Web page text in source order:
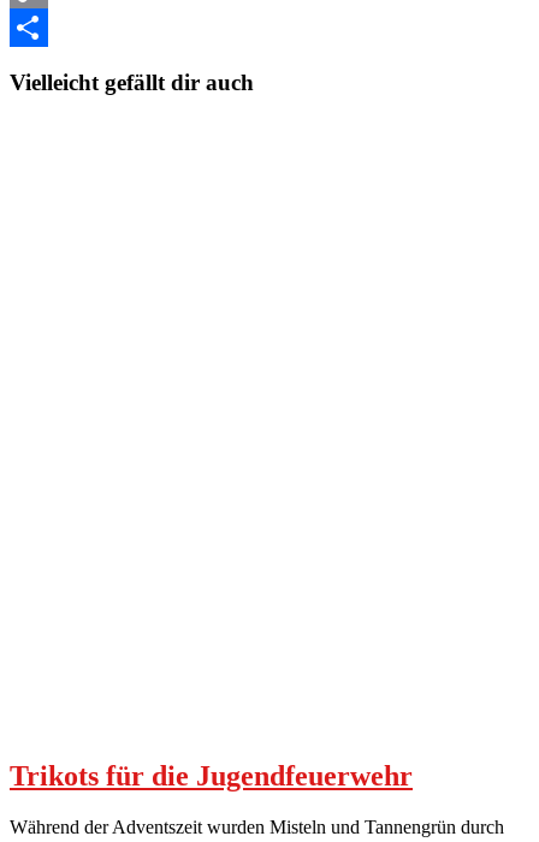
Copy
Vielleicht gefällt dir auch
Trikots für die Jugendfeuerwehr
Während der Adventszeit wurden Misteln und Tannengrün durch